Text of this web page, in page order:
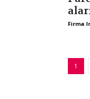
Firma
1